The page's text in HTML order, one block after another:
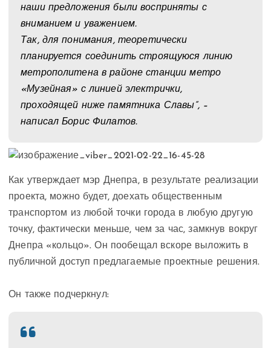
наши предложения были восприняты с
вниманием и уважением.
Так, для понимания, теоретически
планируется соединить строящуюся линию
метрополитена в районе станции метро
«Музейная» с линией электрички,
проходящей ниже памятника Славы”, –
написал Борис Филатов.
Как утверждает мэр Днепра, в результате реализации
проекта, можно будет, доехать общественным
транспортом из любой точки города в любую другую
точку, фактически меньше, чем за час, замкнув вокруг
Днепра «кольцо». Он пообещал вскоре выложить в
публичной доступ предлагаемые проектные решения.
Он также подчеркнул: